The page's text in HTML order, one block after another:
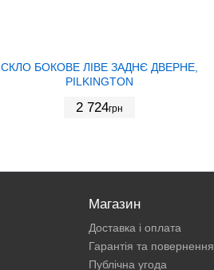
СКЛО БОКОВЕ ЛІВЕ ЗАДНЄ ДВЕРНЕ,
PILKINGTON
2 724грн
Магазин
Доставка і оплата
Гарантія та повернення
Публічна угода